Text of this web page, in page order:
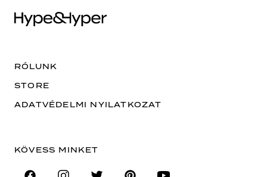
RÓLUNK
STORE
ADATVÉDELMI NYILATKOZAT
KÖVESS MINKET